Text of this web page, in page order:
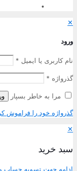
✕
ورود
نام کاربری یا ایمیل *
گذرواژه *
مرا به خاطر بسپار
گذرواژه خود را فراموش
✕
سبد خرید
ادامه جهت تسویه حساب